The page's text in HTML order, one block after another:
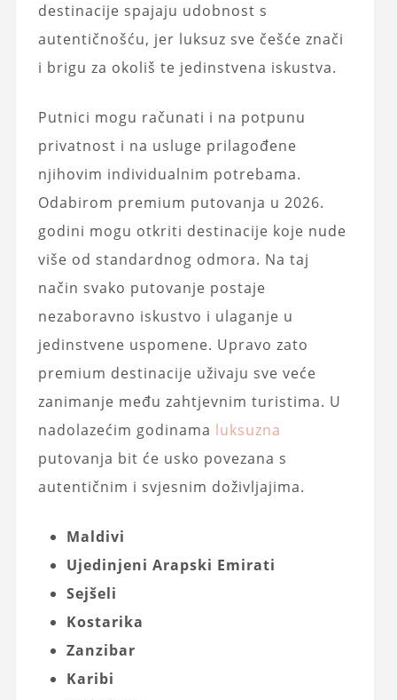
destinacije spajaju udobnost s
autentičnošću, jer luksuz sve češće znači
i brigu za okoliš te jedinstvena iskustva.
Putnici mogu računati i na potpunu
privatnost i na usluge prilagođene
njihovim individualnim potrebama.
Odabirom premium putovanja u 2026.
godini mogu otkriti destinacije koje nude
više od standardnog odmora. Na taj
način svako putovanje postaje
nezaboravno iskustvo i ulaganje u
jedinstvene uspomene. Upravo zato
premium destinacije uživaju sve veće
zanimanje među zahtjevnim turistima. U
nadolazećim godinama luksuzna
putovanja bit će usko povezana s
autentičnim i svjesnim doživljajima.
Maldivi
Ujedinjeni Arapski Emirati
Sejšeli
Kostarika
Zanzibar
Karibi